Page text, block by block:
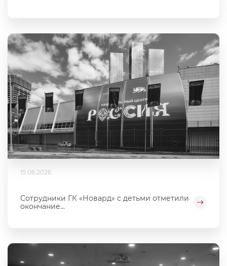
15.06.2026
Сотрудники ГК «Новард» с детьми отметили
окончание...